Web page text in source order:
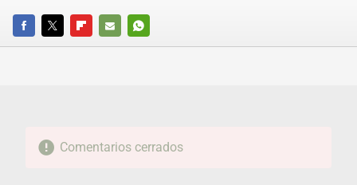
FACEBOOKTWITTERFLIPBOARD
E-
WHATSAPP
Comentarios cerrados